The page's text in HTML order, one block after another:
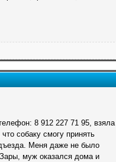
8 912 227 71 95, взяла
собаку смогу принять
Меня даже не было
муж оказался дома и